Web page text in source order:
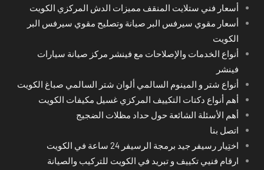
أسعار فني ستلايت المنقف مميزات الدش المركزي الكويت
أسعار مقوي سيرفس البر صيانة وتصليح مقوي سيرفس البر
الكويت
أنواع الخدمات والإصلاحات مع فينشر مركز صيانة سيارات
فينشر
أنواع شتر و المينوم السالمي ألوان شتر السالمي صباغ الكويت
أهم أنواع دكتات التكييف المركزي غسيل مكيفات الكويت
أهم الأسئلة الشائعة حول حداد مظلات الضجيج
اتصل بنا
اختِيار رسيفر جيد برمجة الرسيفر 24 ساعة في الكويت
ارقام فنيي تكييف و تبريد في الكويت للتركيب والصيانة